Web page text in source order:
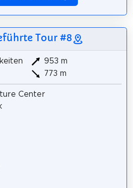
Tour #8
953 m
773 m
Center